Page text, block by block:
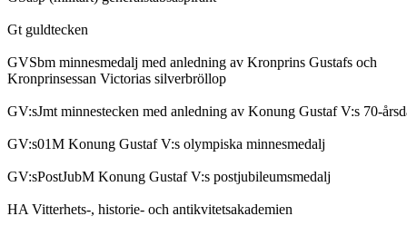
Gt guldtecken
GVSbm minnesmedalj med anledning av Kronprins Gustafs och
Kronprinsessan Victorias silverbröllop
GV:sJmt minnestecken med anledning av Konung Gustaf V:s 70-
GV:s01M Konung Gustaf V:s olympiska minnesmedalj
GV:sPostJubM Konung Gustaf V:s postjubileumsmedalj
HA Vitterhets-, historie- och antikvitetsakademien